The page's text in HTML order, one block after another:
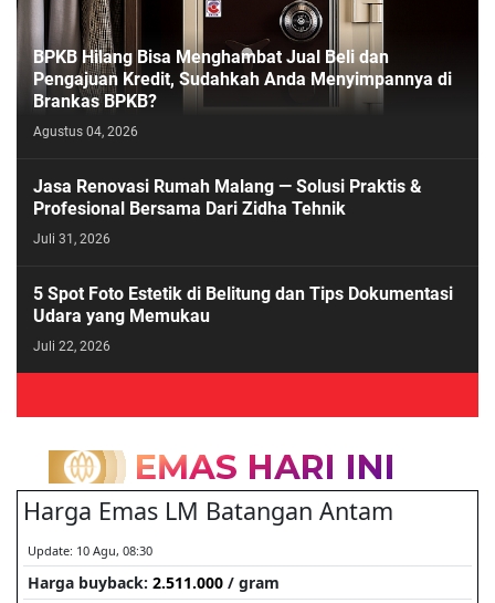
BPKB Hilang Bisa Menghambat Jual Beli dan
Pengajuan Kredit, Sudahkah Anda Menyimpannya di
Brankas BPKB?
Agustus 04, 2026
Jasa Renovasi Rumah Malang — Solusi Praktis &
Profesional Bersama Dari Zidha Tehnik
Juli 31, 2026
5 Spot Foto Estetik di Belitung dan Tips Dokumentasi
Udara yang Memukau
Juli 22, 2026